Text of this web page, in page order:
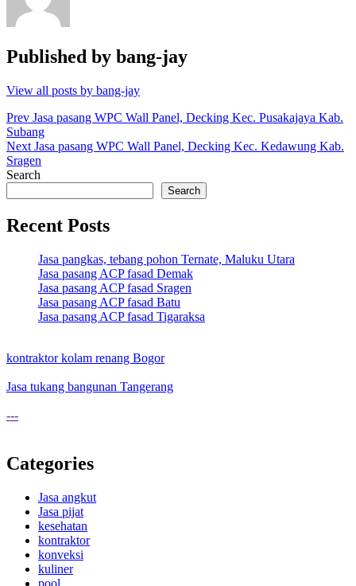
Published by bang-jay
View all posts by bang-jay
Post
navigation
Prev Jasa pasang WPC Wall Panel, Decking Kec. Pusakajaya Kab.
Subang
Next Jasa pasang WPC Wall Panel, Decking Kec. Kedawung Kab.
Sragen
Search
Search
Recent Posts
Jasa pangkas, tebang pohon Ternate, Maluku Utara
Jasa pasang ACP fasad Demak
Jasa pasang ACP fasad Sragen
Jasa pasang ACP fasad Batu
Jasa pasang ACP fasad Tigaraksa
kontraktor kolam renang Bogor
Jasa tukang bangunan Tangerang
---
Categories
Jasa angkut
Jasa pijat
kesehatan
kontraktor
konveksi
kuliner
pool